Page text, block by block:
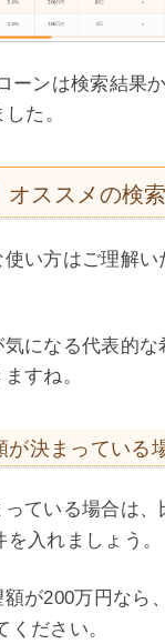
ーンは検索結果
た。
オススメの検
い方はご理解い
になる代表的な
すね。
が決まっている
ている場合は、
入れましょう。
が200万円なら、
ください。